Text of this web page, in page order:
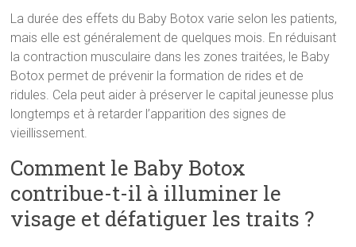
La durée des effets du Baby Botox varie selon les patients,
mais elle est généralement de quelques mois. En réduisant
la contraction musculaire dans les zones traitées, le Baby
Botox permet de prévenir la formation de rides et de
ridules. Cela peut aider à préserver le capital jeunesse plus
longtemps et à retarder l’apparition des signes de
vieillissement.
Comment le Baby Botox
contribue-t-il à illuminer le
visage et défatiguer les traits ?